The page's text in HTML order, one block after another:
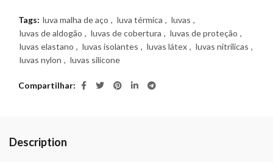
Tags: luva malha de aço , luva térmica , luvas ,
luvas de aldogão , luvas de cobertura , luvas de proteção ,
luvas elastano , luvas isolantes , luvas látex , luvas nitrílicas ,
luvas nylon , luvas silicone
Compartilhar
Description